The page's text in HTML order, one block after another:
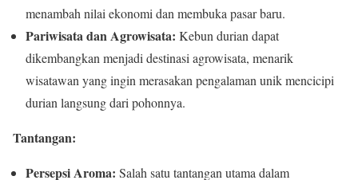
menambah nilai ekonomi dan membuka pasar baru.
Pariwisata dan Agrowisata: Kebun durian dapat
dikembangkan menjadi destinasi agrowisata, menarik
wisatawan yang ingin merasakan pengalaman unik mencicipi
durian langsung dari pohonnya.
Tantangan:
Persepsi Aroma: Salah satu tantangan utama dalam